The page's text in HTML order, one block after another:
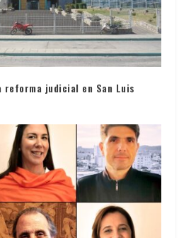
judicial en San Luis